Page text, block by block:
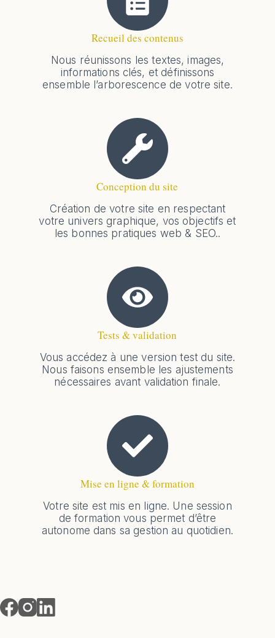
Recueil des contenus
Nous réunissons les textes, images,
informations clés, et définissons
ensemble l’arborescence de votre site.
Conception du site
Création de votre site en respectant
votre univers graphique, vos objectifs et
les bonnes pratiques web & SEO..
Tests & validation
Vous accédez à une version test du site.
Nous faisons ensemble les ajustements
nécessaires avant validation finale.
Mise en ligne & formation
Votre site est mis en ligne. Une session
de formation vous permet d’être
autonome dans sa gestion au quotidien.